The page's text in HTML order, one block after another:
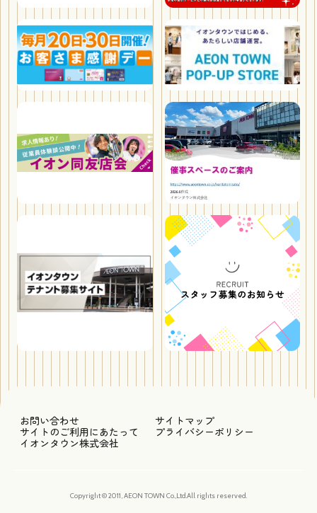
お問い合わせ
サイトマップ
サイトのご利用にあたって
プライバシーポリシー
イオンタウン株式会社
Copyright © 2011, AEON TOWN Co.,Ltd.All rights reserved.